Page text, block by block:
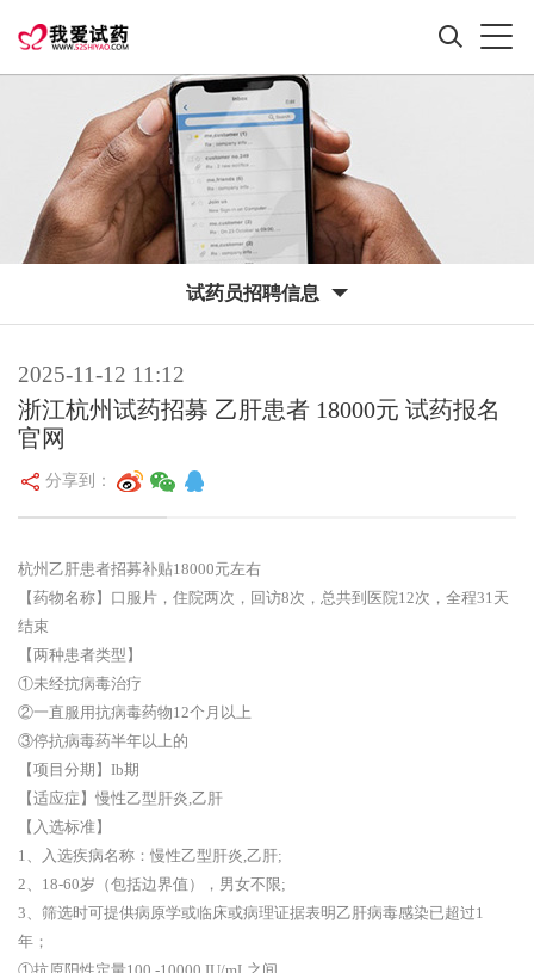
试药员招聘信息
2025-11-12 11:12
浙江杭州试药招募 乙肝患者 18000元 试药报名
官网
分享到：
杭州乙肝患者招募补贴18000元左右
【药物名称】口服片，住院两次，回访8次，总共到医院12次，全程31天
结束
【两种患者类型】
①未经抗病毒治疗
②一直服用抗病毒药物12个月以上
③停抗病毒药半年以上的
【项目分期】Ib期
【适应症】慢性乙型肝炎,乙肝
【入选标准】
1、入选疾病名称：慢性乙型肝炎,乙肝;
2、18-60岁（包括边界值），男女不限;
3、筛选时可提供病原学或临床或病理证据表明乙肝病毒感染已超过1
年；